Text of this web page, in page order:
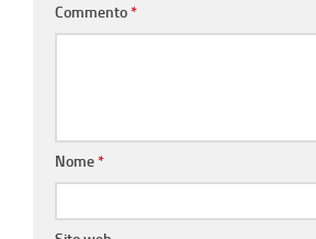
Commento*
Nome*